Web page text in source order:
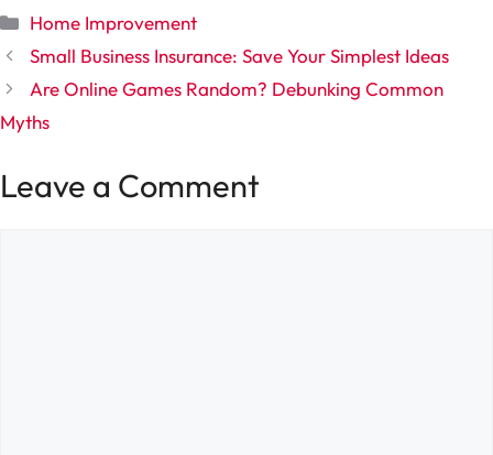
Categories
Home Improvement
Small Business Insurance: Save Your Simplest Ideas
Are Online Games Random? Debunking Common
Myths
Leave a Comment